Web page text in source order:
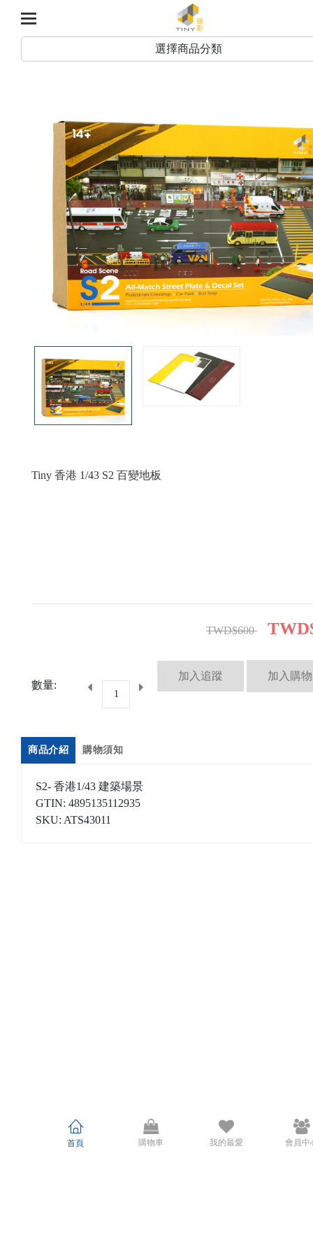
選擇商品分類
Tiny 香港 1/43 S2 百變地板
TWD$600
數量:
商品介紹 購物須知
S2- 香港1/43 建築場景
GTIN: 4895135112935
SKU: ATS43011
首頁 購物車 我的最愛 會員中